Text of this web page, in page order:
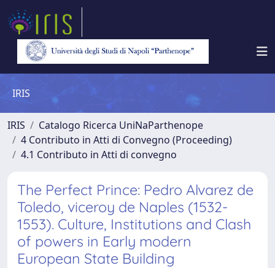
IRIS
IRIS
Catalogo Ricerca UniNaParthenope
4 Contributo in Atti di Convegno (Proceeding)
4.1 Contributo in Atti di convegno
The Perfect Prince: Pedro Alvarez de
Toledo, viceroy de Naples (1532-
1553). Culture, Institutions and Clash
of powers in Early modern
European State Building